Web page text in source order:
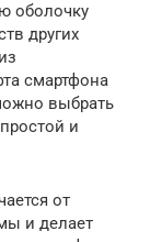
оболочку
других
смартфона
выбрать
и
от
и делает